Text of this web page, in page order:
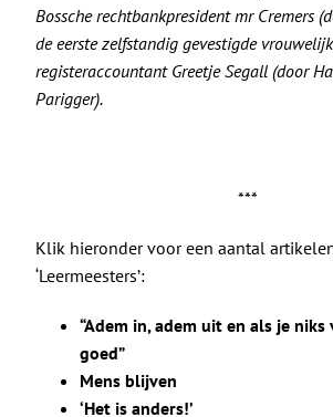
Bossche rechtbankpresident mr Cremers
de eerste zelfstandig gevestigde
registeraccountant Greetje Segall (door
Parigger).
***
Klik hieronder voor een aantal
‘Leermeesters’:
“Adem in, adem uit en als je
goed”
Mens blijven
‘Het is anders!’